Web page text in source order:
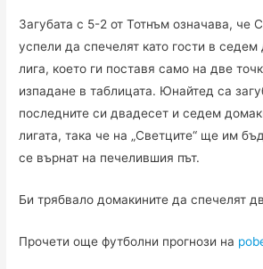
Загубата с 5-2 от Тотнъм означава, че
успели да спечелят като гости в
лига, което ги поставя само на две
изпадане в таблицата. Юнайтед са
последните си двадесет и седем
лигата, така че на „Светците“ ще им
се върнат на печелившия път.
Би трябвало домакините да спечелят
Прочети още футболни прогнози на